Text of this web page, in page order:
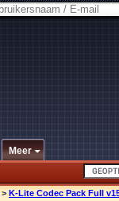
Meer
> K-Lite Codec Pack Full